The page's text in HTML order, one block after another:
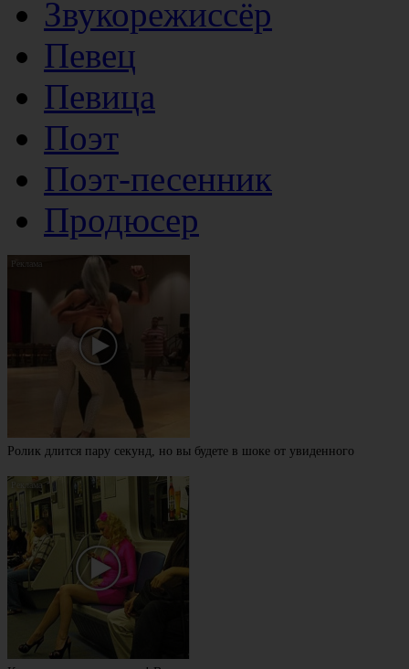
Звукорежиссёр
Певец
Певица
Поэт
Поэт-песенник
Продюсер
Ролик длится пару секунд, но вы будете в шоке от увиденного